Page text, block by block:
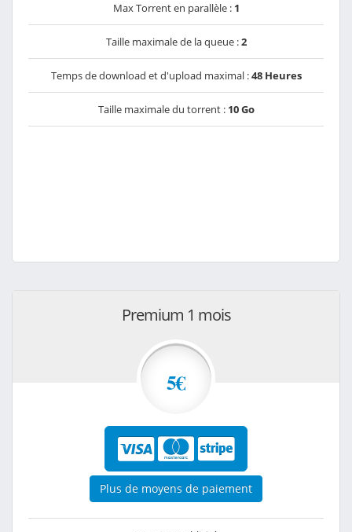
Max Torrent en parallèle : 1
Taille maximale de la queue :2
Temps de download et d'upload maximal :48 Heures
Taille maximale du torrent : 10 Go
Premium 1 mois
5€
Plus de moyens de paiement